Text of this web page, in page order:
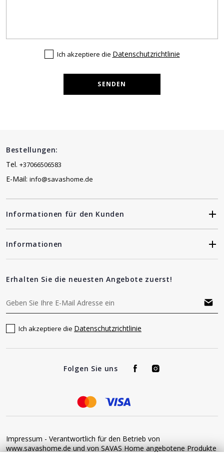
Ich akzeptiere die Datenschutzrichtlinie
SENDEN
Bestellungen:
Tel. +37066506583
E-Mail: info@savashome.de
Informationen für den Kunden
Informationen
Erhalten Sie die neuesten Angebote zuerst!
Ich akzeptiere die Datenschutzrichtlinie
Folgen Sie uns
Impressum - Verantwortlich für den Betrieb von
www.savashome.de und von SAVAS Home angebotene Produkte